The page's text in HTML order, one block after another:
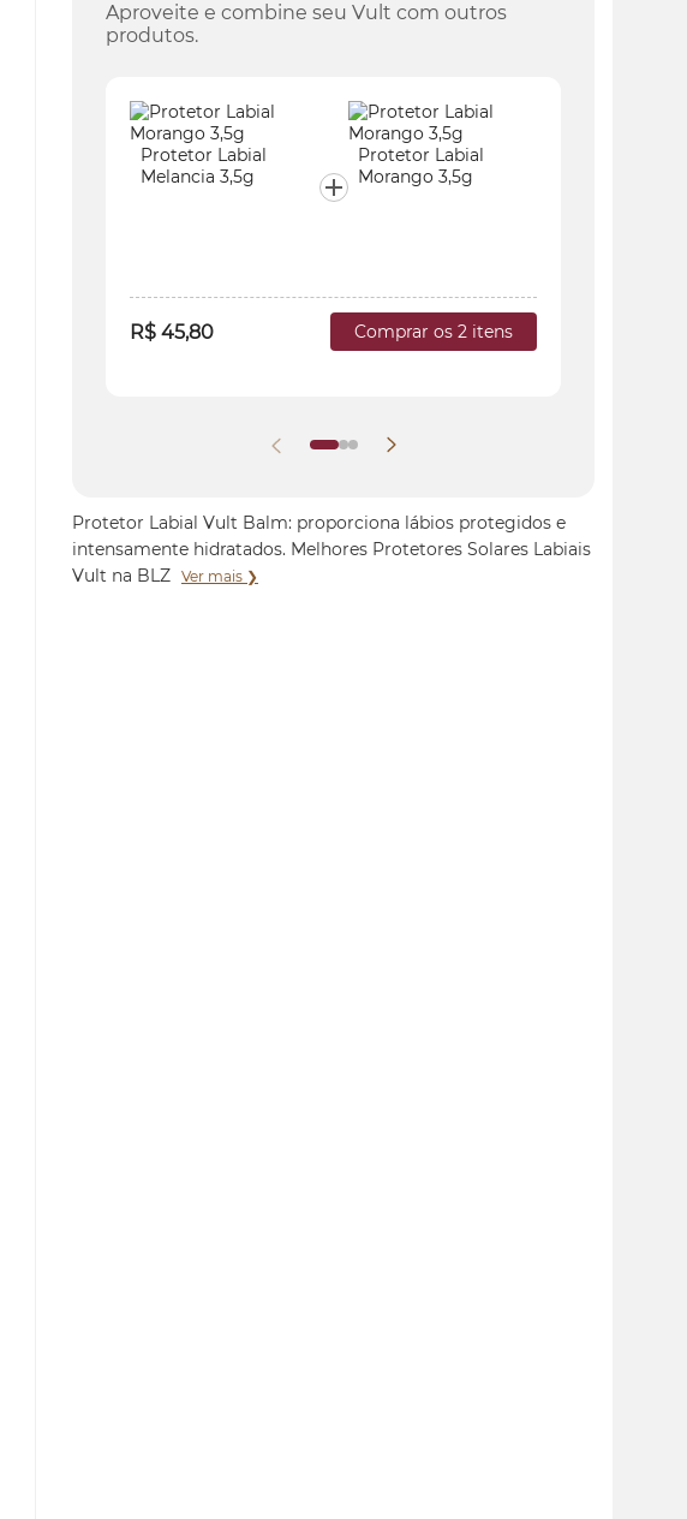
Aproveite e combine seu Vult com outros
produtos.
Protetor Labial
Melancia 3,5g
Protetor Labial
Morango 3,5g
R$ 45,80 Comprar os 2 itens
Protetor Labial Vult Balm: proporciona lábios protegidos e
intensamente hidratados. Melhores Protetores Solares Labiais
Vult na BLZ Ver mais ❯